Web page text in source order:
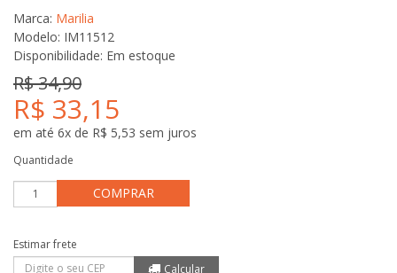
Marca: Marilia
Modelo: IM11512
Disponibilidade: Em estoque
R$ 34,90
R$ 33,15
em até 6x de R$ 5,53 sem juros
Quantidade
COMPRAR